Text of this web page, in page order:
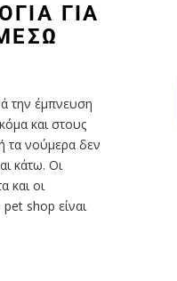
ΓΙ
ΜΕ
την έμπνευση
και στους
τα νούμερα δεν
κάτω. Οι
και οι
shop είναι